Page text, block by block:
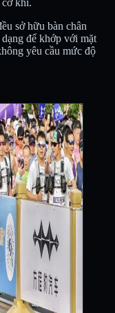
sở hữu bàn chân
để khớp với mặt
yêu cầu mức độ